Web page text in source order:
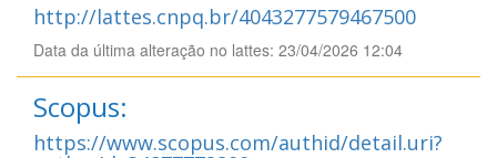
http://lattes.cnpq.br/4043277579467500
Data da última alteração no lattes: 23/04/2026 12:04
Scopus:
https://www.scopus.com/authid/detail.uri?